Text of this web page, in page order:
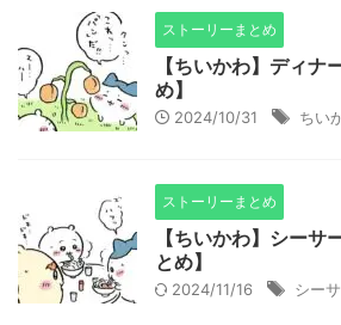
ストーリーまとめ
【ちいかわ】ディナ
め】
2024/10/31 ちい
ストーリーまとめ
【ちいかわ】シーサ
とめ】
2024/11/16 シー